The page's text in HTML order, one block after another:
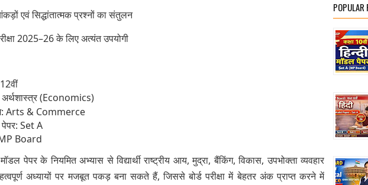
एवं सिद्धांतात्मक प्रश्नों का संतुलन
2025–26 के लिए अत्यंत उपयोगी
अर्थशास्त्र (Economics)
Arts & Commerce
Set A
MP Board
पेपर के नियमित अभ्यास से विद्यार्थी राष्ट्रीय आय, मुद्रा, बैंकिंग, विकास, उपभोक्ता व्यवहार
अध्यायों पर मजबूत पकड़ बना सकते हैं, जिससे बोर्ड परीक्षा में बेहतर अंक प्राप्त करने में